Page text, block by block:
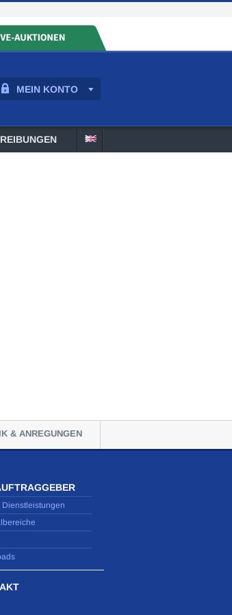
MEIN KONTO
& ANREGUNGEN
Dienstleistungen